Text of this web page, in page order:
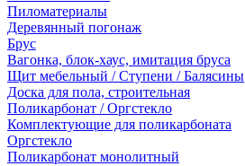
Пиломатериалы
Деревянный погонаж
Брус
Вагонка, блок-хаус, имитация бруса
Щит мебельный / Ступени / Балясины
Доска для пола, строительная
Поликарбонат / Оргстекло
Комплектующие для поликарбоната
Оргстекло
Поликарбонат монолитный